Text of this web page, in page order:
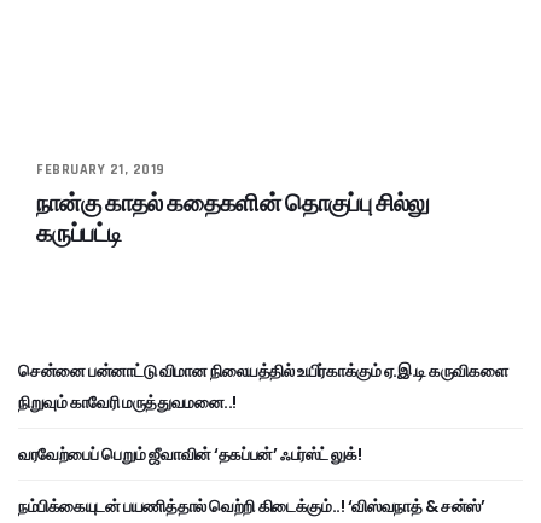
FEBRUARY 21, 2019
நான்கு காதல் கதைகளின் தொகுப்பு சில்லு
கருப்பட்டி
சென்னை பன்னாட்டு விமான நிலையத்தில் உயிர்காக்கும் ஏ.இ.டி கருவிகளை
நிறுவும் காவேரி மருத்துவமனை..!
வரவேற்பைப் பெறும் ஜீவாவின் ‘தகப்பன்’ ஃபர்ஸ்ட் லுக்!
நம்பிக்கையுடன் பயணித்தால் வெற்றி கிடைக்கும்..! ‘விஸ்வநாத் & சன்ஸ்’